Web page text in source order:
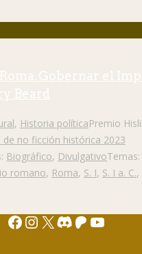
Gobernar el
Beard
, Historia políticaPremio
no ficción histórica 2023
Biográfico, DivulgativoTemas:
romano, Roma, S. I, S. I a. C.,
Facebook
Instagram
X Discord
Patreon